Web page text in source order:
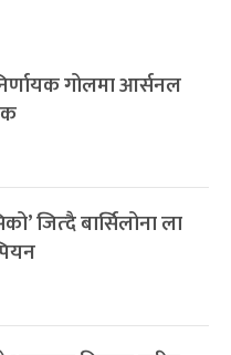
निर्णायक गोलमा आर्सनल
जित्दै बार्सिलोना ला